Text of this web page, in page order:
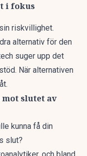
i fokus
riskvillighet.
alternativ för den
suger upp det
När alternativen
slutet av
kunna få din
slut?